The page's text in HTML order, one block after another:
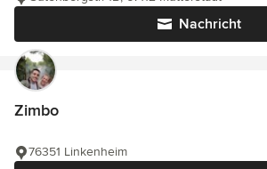
Nachricht
Zimbo
76351 Linkenheim